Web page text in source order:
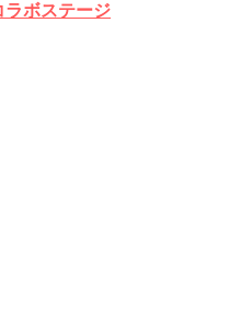
ラボステージ